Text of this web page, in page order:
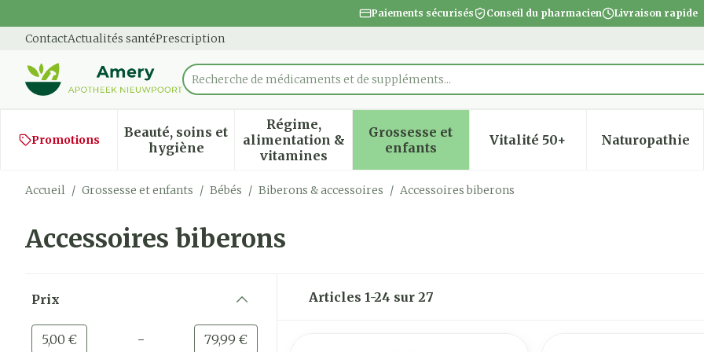
Paiements sécurisés Conseil du pharmacien Livraison rapide
ContactActualités santéPrescription
Rechercher
Recherche de médicam
Promotions
Beauté, soins et
hygièneAfficher le sous-menu pour la catégorie Beauté, soins et hygiène
Régime,
alimentation &
vitamines
Afficher le sous-menu pour la catégorie Régime,
Grossesse et
enfantsAfficher le sous-menu pour la catégorie
Vitalité 50+Afficher le sous-menu
Naturopathie
Afficher
Accueil / Grossesse et enfants / Bébés / Biberons & accessoires / Accessoires biberons
Accessoires biberons
Prix
Valeur minimale
5,00 € - Valeur maximale
79,99 €
Articles 1-24 sur 27